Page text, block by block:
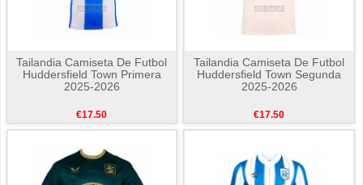
Tailandia Camiseta De Futbol
Huddersfield Town Primera
2025-2026
€17.50
Tailandia Camiseta De Futbol
Huddersfield Town Segunda
2025-2026
€17.50